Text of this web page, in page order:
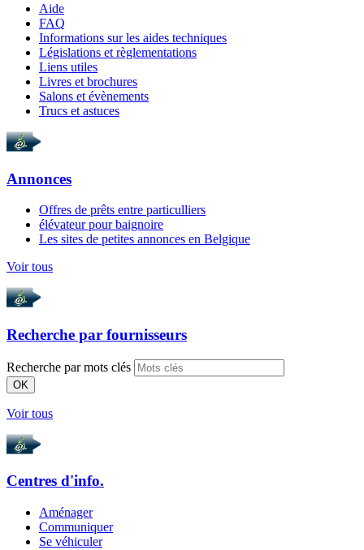
Aide
FAQ
Informations sur les aides techniques
Législations et règlementations
Liens utiles
Livres et brochures
Salons et évènements
Trucs et astuces
Annonces
Offres de prêts entre particulliers
élévateur pour baignoire
Les sites de petites annonces en Belgique
Voir tous
Recherche par fournisseurs
Recherche par mots clés
OK
Voir tous
Centres d'info.
Aménager
Communiquer
Se véhiculer